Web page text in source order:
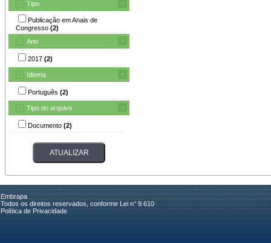
Tipo
Publicação em Anais de
Congresso (2)
Ano
2017 (2)
Idioma
Português (2)
Tipo do arquivo
Documento (2)
Embrapa
Todos os direitos reservados, conforme Lei n° 9.610
Política de Privacidade